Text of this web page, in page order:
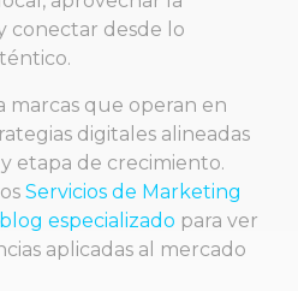
conectar desde lo
marcas que operan en
digitales alineadas
etapa de crecimiento.
Servicios de Marketing
blog especializado para ver
aplicadas al mercado